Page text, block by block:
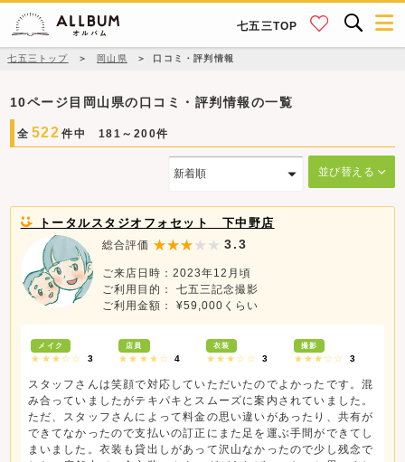
七五三TOP
七五三トップ ＞ 岡山県 ＞ 口コミ・評判情報
10ページ目岡山県の口コミ・評判情報の一覧
全 522 件中 181～200件
並び替える
トータルスタジオフォセット 下中野店
総合評価 3.3
ご来店日時：2023年12月頃
ご利用目的： 七五三記念撮影
ご利用金額： ¥59,000くらい
メイク
★★★☆☆ 3
店員
★★★★☆ 4
衣装
★★★☆☆ 3
撮影
★★★☆☆ 3
スタッフさんは笑顔で対応していただいたのでよかったです。混
み合っていましたがテキパキとスムーズに案内されていました。
ただ、スタッフさんによって料金の思い違いがあったり、共有が
できてなかったので支払いの訂正にまた足を運ぶ手間ができてし
まいました。衣装も貸出しがあって沢山なかったので少し残念で